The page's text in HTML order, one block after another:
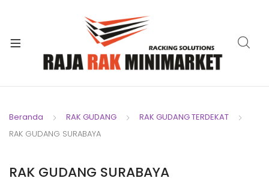
Beranda RAK GUDANG
RAK GUDANG TERDEKAT
RAK GUDANG SURABAYA
RAK GUDANG SURABAYA